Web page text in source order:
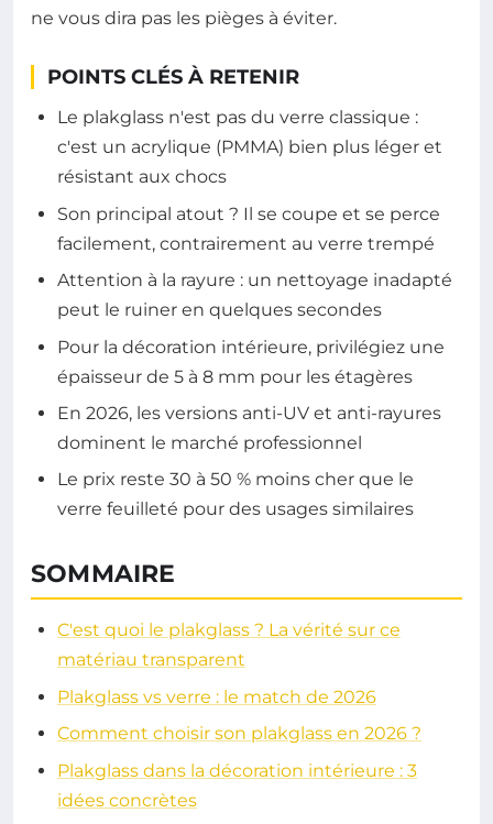
ne vous dira pas les pièges à éviter.
POINTS CLÉS À RETENIR
Le plakglass n'est pas du verre classique :
c'est un acrylique (PMMA) bien plus léger et
résistant aux chocs
Son principal atout ? Il se coupe et se perce
facilement, contrairement au verre trempé
Attention à la rayure : un nettoyage inadapté
peut le ruiner en quelques secondes
Pour la décoration intérieure, privilégiez une
épaisseur de 5 à 8 mm pour les étagères
En 2026, les versions anti-UV et anti-rayures
dominent le marché professionnel
Le prix reste 30 à 50 % moins cher que le
verre feuilleté pour des usages similaires
SOMMAIRE
C'est quoi le plakglass ? La vérité sur ce
matériau transparent
Plakglass vs verre : le match de 2026
Comment choisir son plakglass en 2026 ?
Plakglass dans la décoration intérieure : 3
idées concrètes